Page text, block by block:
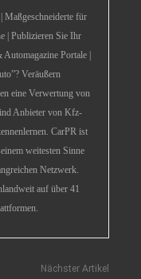
Maßgeschneiderte für
| Publizieren Sie Ihr
Portale |
Veräußern
eine Verwertung von
Anbieter von Kfz-
CarPR ist
weitesten Sinne
Netzwerk.
auf über 41
Nächster Artikel